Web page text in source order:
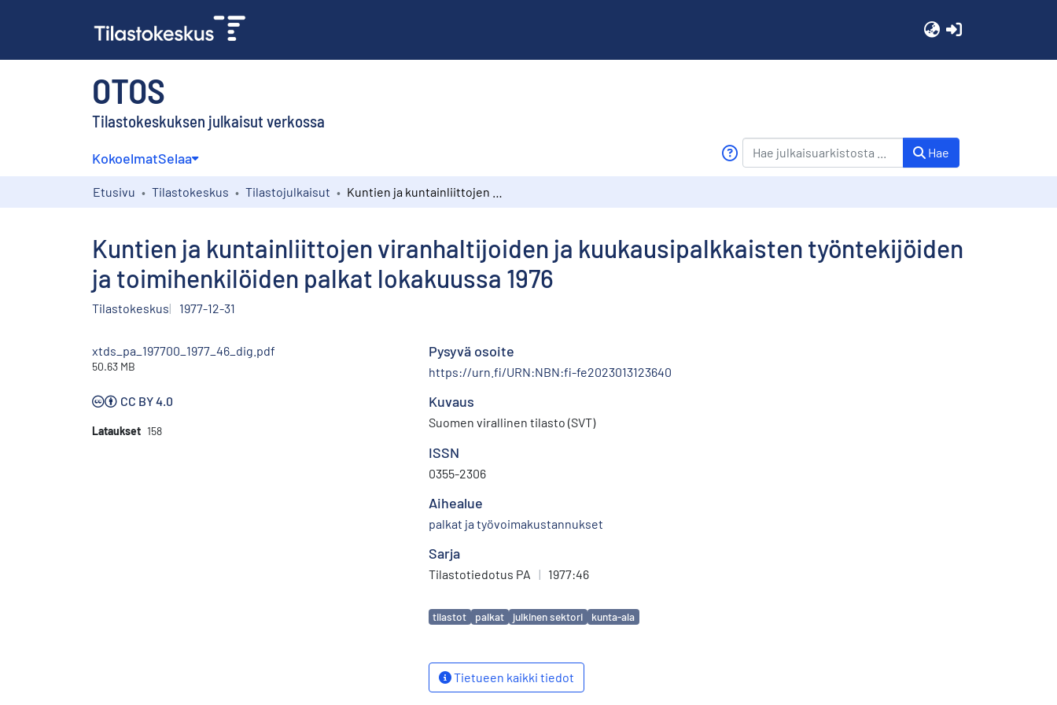
OTOS
Tilastokeskuksen julkaisut verkossa
KokoelmatSelaa Hae
Etusivu Tilastokeskus Tilastojulkaisut
Kuntien ja kuntainliittojen viranhaltijoiden ja kuukausipalkkaisten työntekijöiden
ja toimihenkilöiden palkat lokakuussa 1976
Tilastokeskus 1977-12-31
xtds_pa_197700_1977_46_dig.pdf
50.63 MB
CC BY 4.0
Lataukset 158
Pysyvä osoite
https://urn.fi/URN:NBN:fi-fe2023013123640
Kuvaus
Suomen virallinen tilasto (SVT)
ISSN
0355-2306
Aihealue
palkat ja työvoimakustannukset
Sarja
Tilastotiedotus PA | 1977:46
Avainsanat
tilastot palkat julkinen sektori kunta-ala
Tietueen kaikki tiedot